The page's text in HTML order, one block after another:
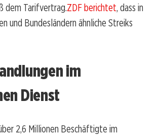
dem Tarifvertrag.ZDF berichtet, dass in
und Bundesländern ähnliche Streiks
im
Dienst
2,6 Millionen Beschäftigte im